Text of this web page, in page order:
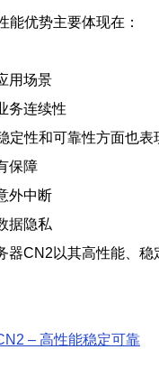
能优势主要体现在：
用场景
务连续性
定性和可靠性方面也表
保障
外中断
据隐私
器CN2以其高性能、
– 高性能稳定可靠